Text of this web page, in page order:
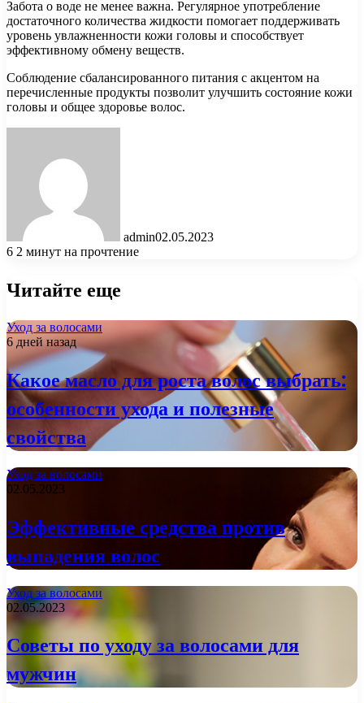
Забота о воде не менее важна. Регулярное употребление
достаточного количества жидкости помогает поддерживать
уровень увлажненности кожи головы и способствует
эффективному обмену веществ.
Соблюдение сбалансированного питания с акцентом на
перечисленные продукты позволит улучшить состояние кожи
головы и общее здоровье волос.
admin02.05.2023
6 2 минут на прочтение
Читайте еще
Уход за волосами
6 дней назад
Какое масло для роста волос выбрать:
особенности ухода и полезные
свойства
Уход за волосами
02.05.2023
Эффективные средства против
выпадения волос
Уход за волосами
02.05.2023
Советы по уходу за волосами для
мужчин